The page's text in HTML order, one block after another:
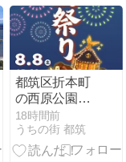
都筑区折本町
の西原公園で
行われた「折
本町町内会夏
まつり」に行
18時間前
うちの街 都筑